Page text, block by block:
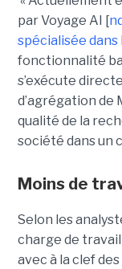
par Voyage AI [
spécialisée
fonctionnalité
s’exécute
d’agrégation de
qualité de la
société dans un
Moins de
Selon les
charge de
avec à la clef